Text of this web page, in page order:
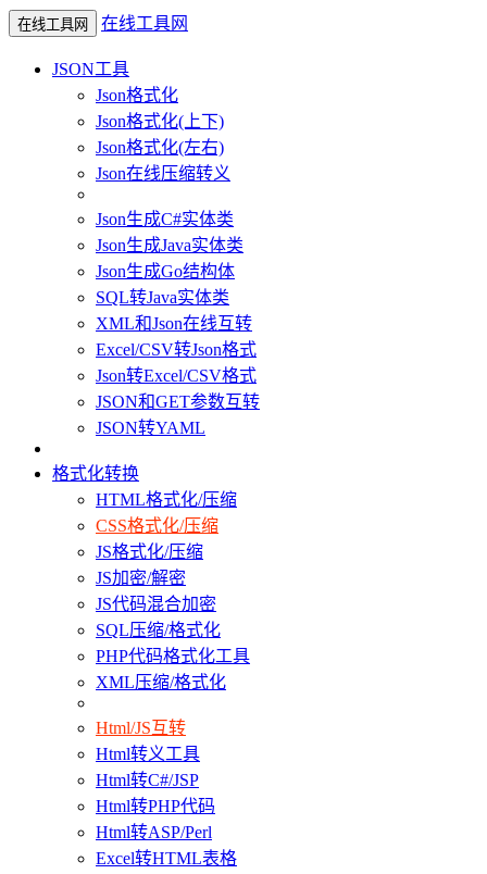
在线工具网 在线工具网
JSON工具
Json格式化
Json格式化(上下)
Json格式化(左右)
Json在线压缩转义
Json生成C#实体类
Json生成Java实体类
Json生成Go结构体
SQL转Java实体类
XML和Json在线互转
Excel/CSV转Json格式
Json转Excel/CSV格式
JSON和GET参数互转
JSON转YAML
格式化转换
HTML格式化/压缩
CSS格式化/压缩
JS格式化/压缩
JS加密/解密
JS代码混合加密
SQL压缩/格式化
PHP代码格式化工具
XML压缩/格式化
Html/JS互转
Html转义工具
Html转C#/JSP
Html转PHP代码
Html转ASP/Perl
Excel转HTML表格